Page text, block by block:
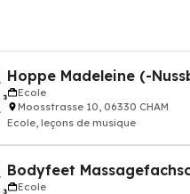
Hoppe Madeleine (-
Ecole
Moosstrasse 10, 06330 CHAM
Ecole, leçons de musique
Bodyfeet
Ecole